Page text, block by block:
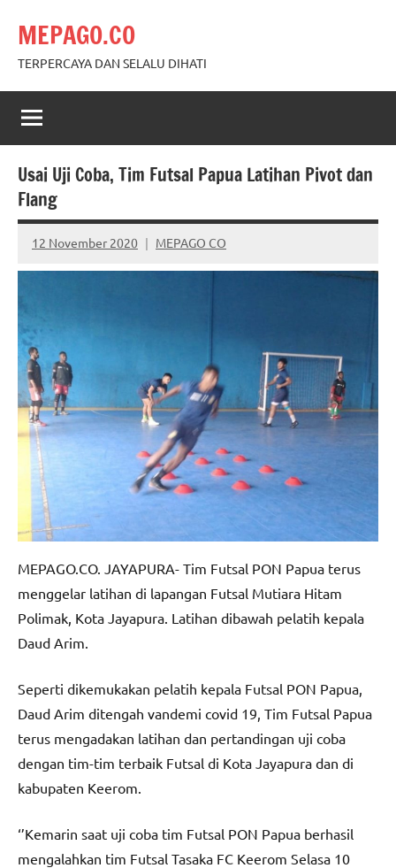
content
MEPAGO.CO
TERPERCAYA DAN SELALU DIHATI
Usai Uji Coba, Tim Futsal Papua Latihan Pivot dan
Flang
12 November 2020 MEPAGO CO
No
comments
MEPAGO.CO. JAYAPURA- Tim Futsal PON Papua terus
menggelar latihan di lapangan Futsal Mutiara Hitam
Polimak, Kota Jayapura. Latihan dibawah pelatih kepala
Daud Arim.
Seperti dikemukakan pelatih kepala Futsal PON Papua,
Daud Arim ditengah vandemi covid 19, Tim Futsal Papua
terus mengadakan latihan dan pertandingan uji coba
dengan tim-tim terbaik Futsal di Kota Jayapura dan di
kabupaten Keerom.
‘’Kemarin saat uji coba tim Futsal PON Papua berhasil
mengalahkan tim Futsal Tasaka FC Keerom Selasa 10